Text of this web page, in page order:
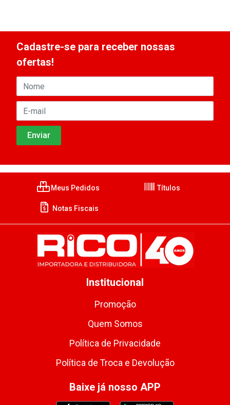
Cadastre-se para receber nossas
ofertas!
Meus Pedidos Títulos
Notas Fiscais
Institucional
Promoção
Quem Somos
Política de Privacidade
Política de Troca e Devolução
Baixe já nosso APP